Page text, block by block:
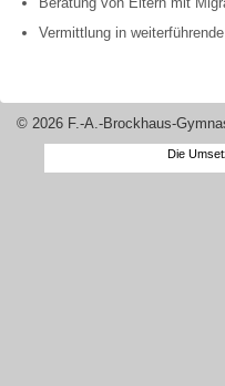
Vermittlung in
© 2026 F.-A.-Brockhaus-
Die